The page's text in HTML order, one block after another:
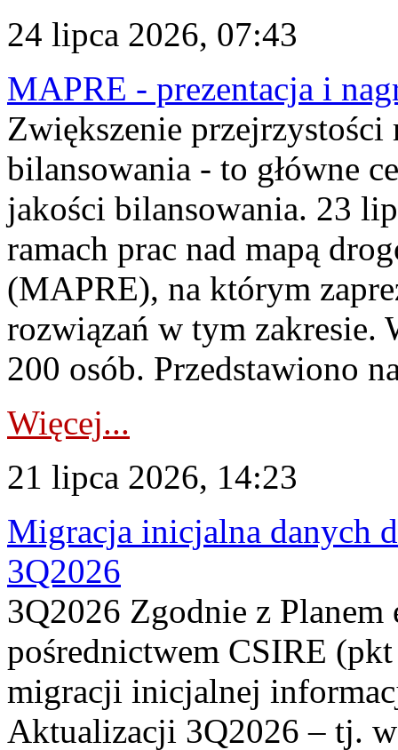
24 lipca 2026, 07:43
MAPRE - prezentacja i
Zwiększenie
bilansowania - to główne
jakości bilansowania. 23
ramach prac nad mapą
(MAPRE), na którym
rozwiązań w tym zakresie.
200 osób. Przedstawiono
Więcej...
21 lipca 2026, 14:23
Migracja inicjalna danych
3Q2026
3Q2026 Zgodnie z
pośrednictwem CSIRE
migracji inicjalnej
Aktualizacji 3Q2026 – tj.